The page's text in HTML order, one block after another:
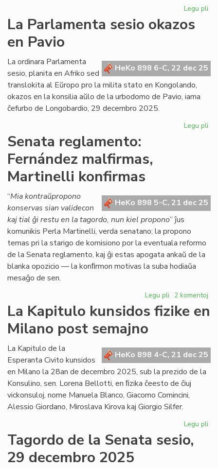
Legu pli
la
La Parlamenta sesio okazos
en Pavio
HeKo 898 6-C, 22 dec 25
La ordinara Parlamenta
sesio, planita en Afriko sed
translokita al Eŭropo pro la milita stato en Kongolando,
okazos en la konsilia aŭlo de la urbodomo de Pavio, iama
ĉefurbo de Longobardio, 29 decembro 2025.
Legu pli
Senata reglamento:
Fernández malfirmas,
Martinelli konfirmas
HeKo 898 5-C, 21 dec 25
“Mia kontraŭpropono
konservas sian validecon
kaj tial ĝi restu en la tagordo, nun kiel propono” ĵus
komunikis Perla Martinelli, verda senatano; la propono
temas pri la starigo de komisiono por la eventuala reformo
de la Senata reglamento, kaj ĝi estas apogata ankaŭ de la
blanka opozicio — la konﬁrmon motivas la suba hodiaŭa
mesaĝo de sen.
Legu pli pri
Senata
reglamento:
Martinelli
konfirmas
2 komentoj
La Kapitulo kunsidos fizike en
Milano post semajno
HeKo 898 4-C, 21 dec 25
La Kapitulo de la
Esperanta Civito kunsidos
en Milano la 28an de decembro 2025, sub la prezido de la
Konsulino, sen. Lorena Bellotti, en ﬁzika ĉeesto de ĉiuj
vickonsuloj, nome Manuela Blanco, Giacomo Comincini,
Alessio Giordano, Miroslava Kirova kaj Giorgio Silfer.
Legu pli
Tagordo de la Senata sesio,
29 decembro 2025